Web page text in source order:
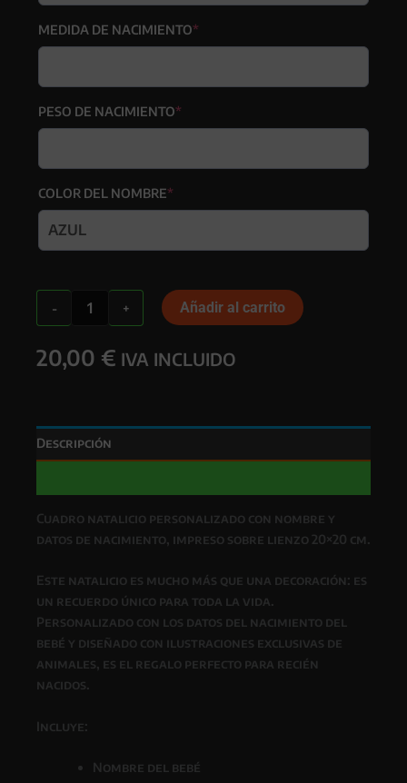
MEDIDA DE NACIMIENTO*
PESO DE NACIMIENTO*
COLOR DEL NOMBRE*
-
Personalizado
Lienzo
Completo
+ Añadir al carrito
20,00 € IVA INCLUIDO
Descripción
Cuadro natalicio personalizado con nombre y
datos de nacimiento, impreso sobre lienzo 20×20 cm.
Este natalicio es mucho más que una decoración: es
un recuerdo único para toda la vida.
Personalizado con los datos del nacimiento del
bebé y diseñado con ilustraciones exclusivas de
animales, es el regalo perfecto para recién
nacidos.
Incluye:
Nombre del bebé